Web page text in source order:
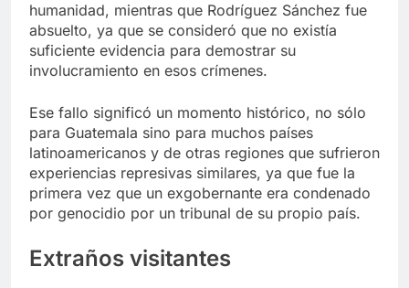
humanidad, mientras que Rodríguez Sánchez fue
absuelto, ya que se consideró que no existía
suficiente evidencia para demostrar su
involucramiento en esos crímenes.
Ese fallo significó un momento histórico, no sólo
para Guatemala sino para muchos países
latinoamericanos y de otras regiones que sufrieron
experiencias represivas similares, ya que fue la
primera vez que un exgobernante era condenado
por genocidio por un tribunal de su propio país.
Extraños visitantes